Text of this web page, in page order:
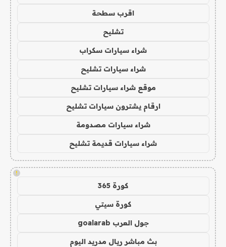
اقرب سطحة
تشليح
شراء سيارات سكراب
شراء سيارات تشليح
موقع شراء سيارات تشليح
ارقام يشترون سيارات تشليح
شراء سيارات مصدومة
شراء سيارات قديمة تشليح
!
كورة 365
كورة سيتي
جول العرب goalarab
بث مباشر ريال مدريد اليوم